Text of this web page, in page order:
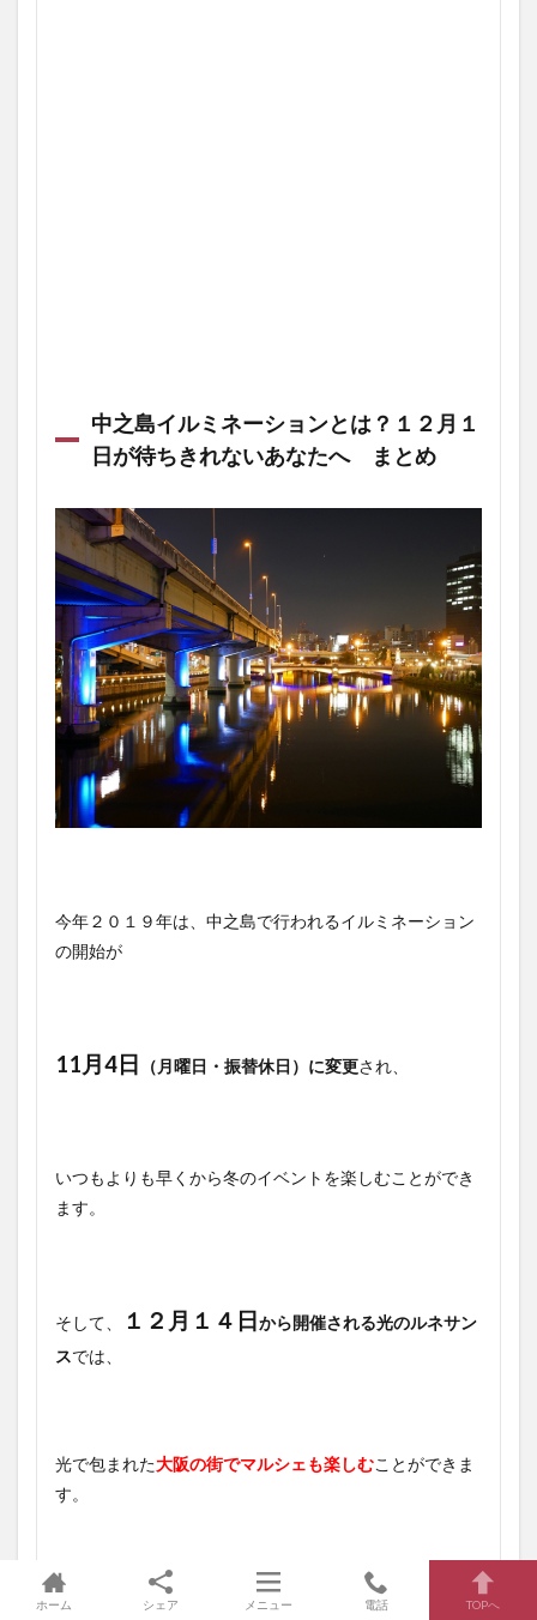
中之島イルミネーションとは？１２月１
日が待ちきれないあなたへ まとめ
今年２０１９年は、中之島で行われるイルミネーション
の開始が
11月4日 （月曜日・振替休日）に変更され、
いつもよりも早くから冬のイベントを楽しむことができ
ます。
そして、 １２月１４日 から開催される光のルネサン
スでは、
光で包まれた大阪の街でマルシェも楽しむことができま
す。
地元の人なら何度も訪れたくなること間違いなしです
ホーム シェア メニュー 電話 TOPへ